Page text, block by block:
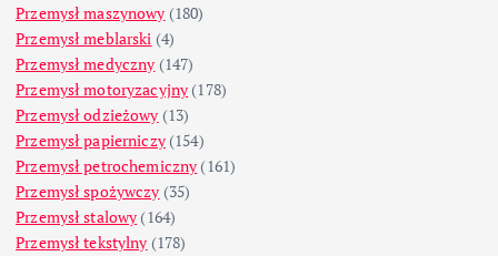
Przemysł maszynowy (180)
Przemysł meblarski (4)
Przemysł medyczny (147)
Przemysł motoryzacyjny (178)
Przemysł odzieżowy (13)
Przemysł papierniczy(154)
Przemysł petrochemiczny (161)
Przemysł spożywczy (35)
Przemysł stalowy (164)
Przemysł tekstylny (178)